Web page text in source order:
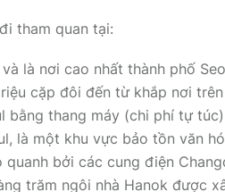
tham quan tại:
là nơi cao nhất thành phố
cặp đôi đến từ khắp nơi
bằng thang máy (chi phí tự
là một khu vực bảo tồn văn
bởi các cung điện
trăm ngôi nhà Hanok được